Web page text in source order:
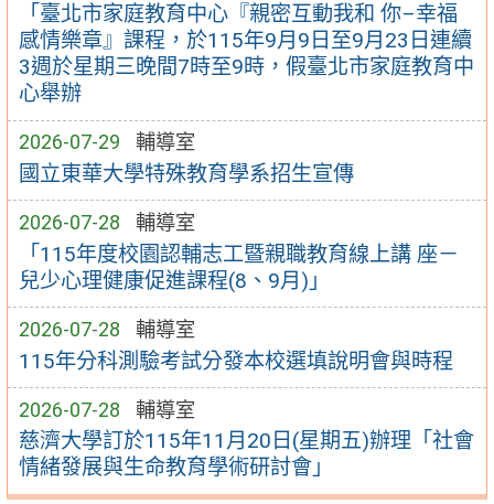
「臺北市家庭教育中心『親密互動我和 你–幸福
感情樂章』課程，於115年9月9日至9月23日連續
3週於星期三晚間7時至9時，假臺北市家庭教育中
心舉辦
2026-07-29 輔導室
國立東華大學特殊教育學系招生宣傳
2026-07-28 輔導室
「115年度校園認輔志工暨親職教育線上講 座－
兒少心理健康促進課程(8、9月)」
2026-07-28 輔導室
115年分科測驗考試分發本校選填說明會與時程
2026-07-28 輔導室
慈濟大學訂於115年11月20日(星期五)辦理「社會
情緒發展與生命教育學術研討會」